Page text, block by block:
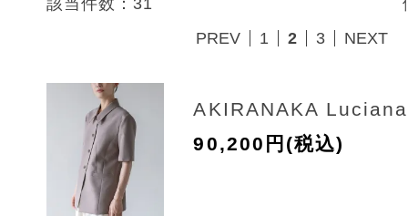
該当件数：31
PREV
1 2 3 NEXT
AKIRANAKA
90,200円(税込)